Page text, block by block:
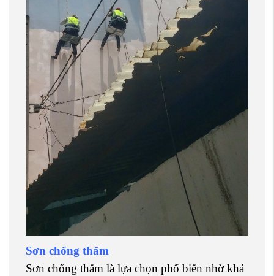
Sơn chống thấm
Sơn chống thấm là lựa chọn phổ biến nhờ khả